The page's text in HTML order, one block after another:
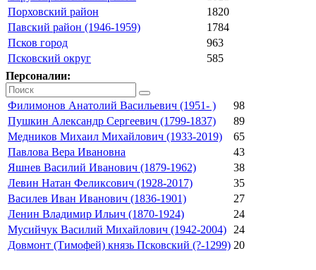
Порховский район
1820
Павский район (1946-1959)
1784
Псков город
963
Псковский округ
585
Персоналии:
Филимонов Анатолий Васильевич (1951- )
98
Пушкин Александр Сергеевич (1799-1837)
89
Медников Михаил Михайлович (1933-2019)
65
Павлова Вера Ивановна
43
Яшнев Василий Иванович (1879-1962)
38
Левин Натан Феликсович (1928-2017)
35
Василев Иван Иванович (1836-1901)
27
Ленин Владимир Ильич (1870-1924)
24
Мусийчук Василий Михайлович (1942-2004)
24
Довмонт (Тимофей) князь Псковский (?-1299) 20